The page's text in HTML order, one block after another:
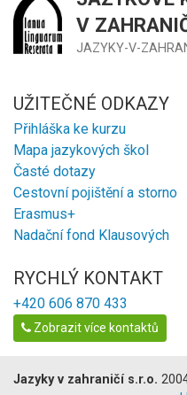
V
JAZYKY-V-
UŽITEČNÉ ODKAZY
Přihláška ke kurzu
Mapa jazykových škol
Časté dotazy
Cestovní pojištění a storno
Erasmus+
Nadační fond Klausových
RYCHLÝ KONTAKT
+420 606 870 433
Zobrazit více kontaktů
Jazyky v zahraničí s.r.o.